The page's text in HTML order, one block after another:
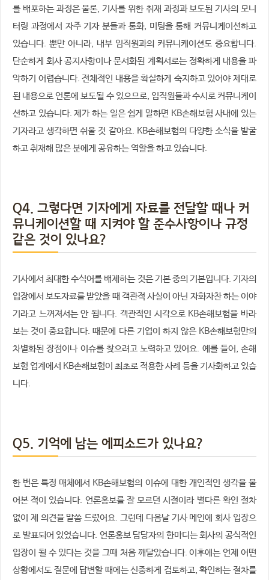
를 배포하는 과정은 물론, 기사를 위한 취재 과정과 보도된 기사의 모니
터링 과정에서 자주 기자 분들과 통화, 미팅을 통해 커뮤니케이션하고
있습니다. 뿐만 아니라, 내부 임직원과의 커뮤니케이션도 중요합니다.
단순하게 회사 공지사항이나 문서화된 계획서로는 정확하게 내용을 파
악하기 어렵습니다. 전체적인 내용을 확실하게 숙지하고 있어야 제대로
된 내용으로 언론에 보도될 수 있으므로, 임직원들과 수시로 커뮤니케이
션하고 있습니다. 제가 하는 일은 쉽게 말하면 KB손해보험 사내에 있는
기자라고 생각하면 쉬울 것 같아요. KB손해보험의 다양한 소식을 발굴
하고 취재해 많은 분에게 공유하는 역할을 하고 있습니다.
Q4. 그렇다면 기자에게 자료를 전달할 때나 커
뮤니케이션할 때 지켜야 할 준수사항이나 규정
같은 것이 있나요?
기사에서 최대한 수식어를 배제하는 것은 기본 중의 기본입니다. 기자의
입장에서 보도자료를 받았을 때 객관적 사실이 아닌 자화자찬 하는 이야
기라고 느껴져서는 안 됩니다. 객관적인 시각으로 KB손해보험을 바라
보는 것이 중요합니다. 때문에 다른 기업이 하지 않은 KB손해보험만의
차별화된 장점이나 이슈를 찾으려고 노력하고 있어요. 예를 들어, 손해
보험 업계에서 KB손해보험이 최초로 적용한 사례 등을 기사화하고 있습
니다.
Q5. 기억에 남는 에피소드가 있나요?
한 번은 특정 매체에서 KB손해보험의 이슈에 대한 개인적인 생각을 물
어본 적이 있습니다. 언론홍보를 잘 모르던 시절이라 별다른 확인 절차
없이 제 의견을 말씀 드렸어요. 그런데 다음날 기사 메인에 회사 입장으
로 발표되어 있었습니다. 언론홍보 담당자의 한마디는 회사의 공식적인
입장이 될 수 있다는 것을 그때 처음 깨달았습니다. 이후에는 언제 어떤
상황에서도 질문에 답변할 때에는 신중하게 검토하고, 확인하는 절차를